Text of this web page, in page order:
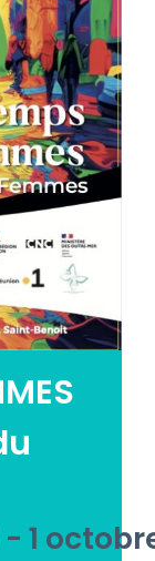
- 1